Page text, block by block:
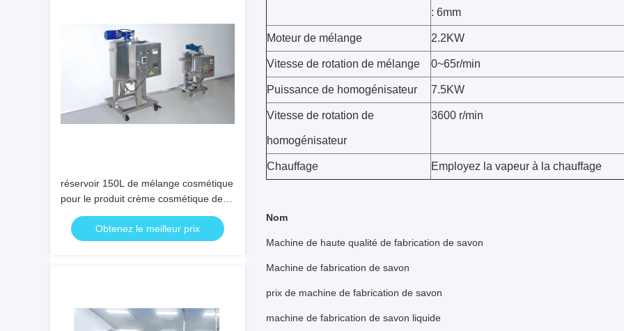
réservoir 150L de mélange cosmétique
pour le produit crème cosmétique de
lotion et de gel
Obtenez le meilleur prix
: 6mm
Moteur de mélange 2.2KW
Vitesse de rotation de mélange 0~65r/min
Puissance de homogénisateur 7.5KW
Vitesse de rotation de
homogénisateur
3600 r/min
Chauffage Employez la vapeur à la chauffage
Nom
Machine de haute qualité de fabrication de savon
Machine de fabrication de savon
prix de machine de fabrication de savon
machine de fabrication de savon liquide